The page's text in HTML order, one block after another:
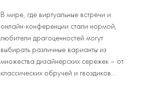
В мире, где виртуальные встречи и
онлайн-конференции стали нормой,
любители драгоценностей могут
выбирать различные варианты из
множества дизайнерских сережек – от
классических обручей и гвоздиков…